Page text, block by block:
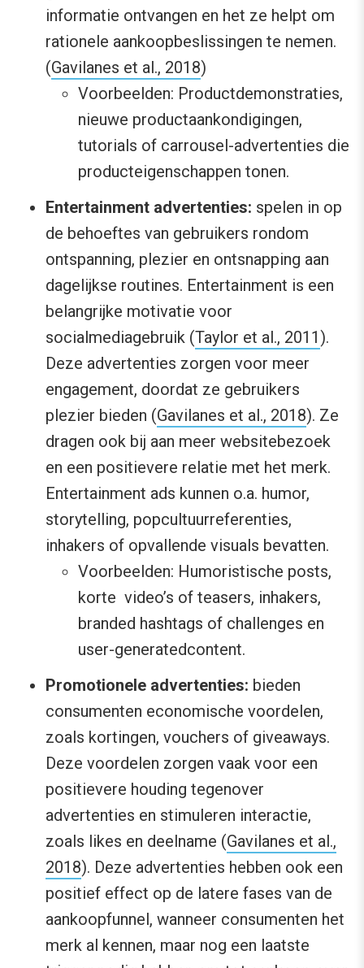
informatie ontvangen en het ze helpt om
rationele aankoopbeslissingen te nemen.
(Gavilanes et al., 2018)
Voorbeelden: Productdemonstraties,
nieuwe productaankondigingen,
tutorials of carrousel-advertenties die
producteigenschappen tonen.
Entertainment advertenties: spelen in op
de behoeftes van gebruikers rondom
ontspanning, plezier en ontsnapping aan
dagelijkse routines. Entertainment is een
belangrijke motivatie voor
socialmediagebruik (Taylor et al., 2011).
Deze advertenties zorgen voor meer
engagement, doordat ze gebruikers
plezier bieden (Gavilanes et al., 2018). Ze
dragen ook bij aan meer websitebezoek
en een positievere relatie met het merk.
Entertainment ads kunnen o.a. humor,
storytelling, popcultuurreferenties,
inhakers of opvallende visuals bevatten.
Voorbeelden: Humoristische posts,
korte video’s of teasers, inhakers,
branded hashtags of challenges en
user-generatedcontent.
Promotionele advertenties: bieden
consumenten economische voordelen,
zoals kortingen, vouchers of giveaways.
Deze voordelen zorgen vaak voor een
positievere houding tegenover
advertenties en stimuleren interactie,
zoals likes en deelname (Gavilanes et al.,
2018). Deze advertenties hebben ook een
positief effect op de latere fases van de
aankoopfunnel, wanneer consumenten het
merk al kennen, maar nog een laatste